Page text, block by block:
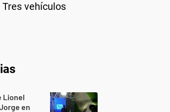
Tres vehículos
Lionel
en